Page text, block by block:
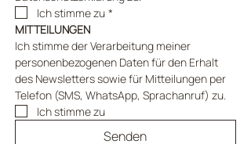
Ich stimme zu *
MITTEILUNGEN
Ich stimme der Verarbeitung meiner
personenbezogenen Daten für den Erhalt
des Newsletters sowie für Mitteilungen per
Telefon (SMS, WhatsApp, Sprachanruf) zu.
Ich stimme zu
Senden